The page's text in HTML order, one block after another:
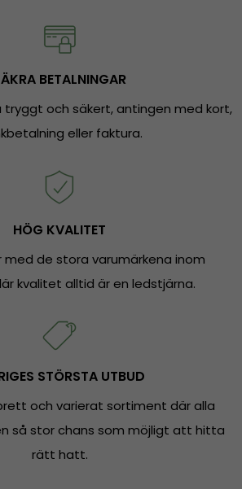
BETALNINGAR
tryggt och säkert, antingen med kort,
eller faktura.
HÖG KVALITET
de stora varumärkena inom
kvalitet alltid är en ledstjärna.
STÖRSTA UTBUD
och varierat sortiment där alla
så stor chans som möjligt att hitta
rätt hatt.